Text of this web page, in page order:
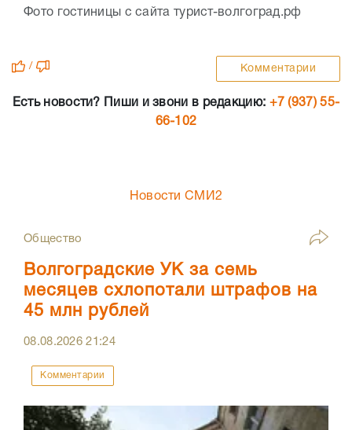
Фото гостиницы с сайта турист-волгоград.рф
/ Комментарии
Есть новости? Пиши и звони в редакцию: +7 (937) 55-
66-102
Новости СМИ2
Общество
Волгоградские УК за семь
месяцев схлопотали штрафов на
45 млн рублей
08.08.202621:24
Комментарии